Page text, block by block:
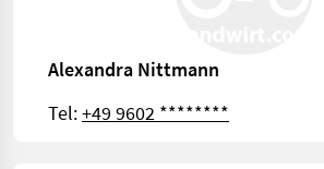
Alexandra Nittmann
Tel:+49 9602 ********